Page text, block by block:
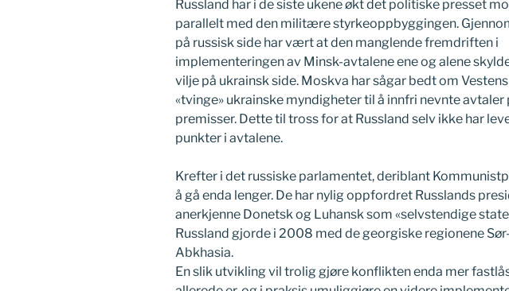
Russland har i de siste ukene økt det politiske presset
parallelt med den militære styrkeoppbyggingen.
på russisk side har vært at den manglende fremdriften i
implementeringen av Minsk-avtalene ene og alene
vilje på ukrainsk side. Moskva har sågar bedt om
«tvinge» ukrainske myndigheter til å innfri nevnte avtaler
premisser. Dette til tross for at Russland selv ikke har
punkter i avtalene.
Krefter i det russiske parlamentet, deriblant
å gå enda lenger. De har nylig oppfordret Russlands
anerkjenne Donetsk og Luhansk som «selvstendige
Russland gjorde i 2008 med de georgiske regionene
Abkhasia.
En slik utvikling vil trolig gjøre konflikten enda mer